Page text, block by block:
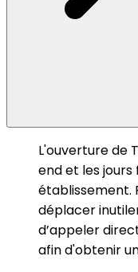
L'ouverture de
end et les
établissement.
déplacer
d’appeler
afin d'obtenir